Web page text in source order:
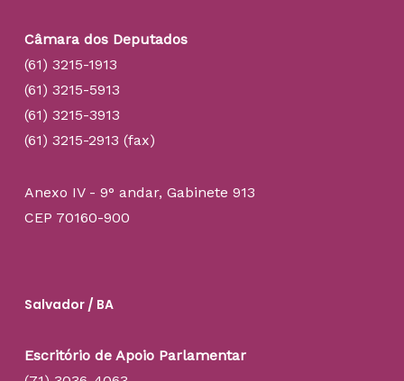
Câmara dos Deputados
(61) 3215-1913
(61) 3215-5913
(61) 3215-3913
(61) 3215-2913 (fax)
Anexo IV - 9° andar, Gabinete 913
CEP 70160-900
Salvador / BA
Escritório de Apoio Parlamentar